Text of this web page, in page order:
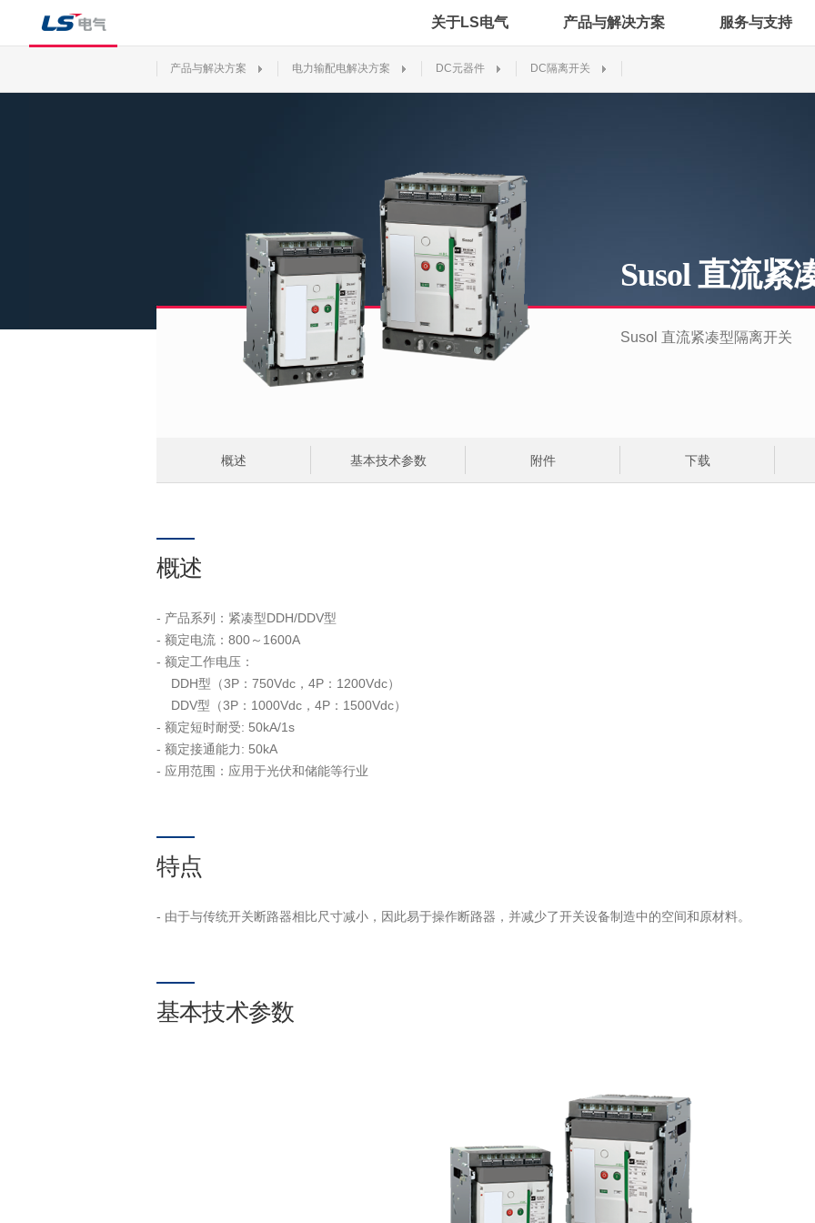
关于LS电气 产品与解决方案 服务与支持
产品与解决方案 电力输配电解决方案 DC元器件 DC隔离开关
Susol 直流紧
Susol 直流紧凑型隔离开关
概述 基本技术参数 附件 下载
概述
- 产品系列：紧凑型DDH/DDV型
- 额定电流：800～1600A
- 额定工作电压：
DDH型（3P：750Vdc，4P：1200Vdc）
DDV型（3P：1000Vdc，4P：1500Vdc）
- 额定短时耐受: 50kA/1s
- 额定接通能力: 50kA
- 应用范围：应用于光伏和储能等行业
特点
- 由于与传统开关断路器相比尺寸减小，因此易于操作断路器，并减少了开关设备制造中的空间和原材料。
基本技术参数